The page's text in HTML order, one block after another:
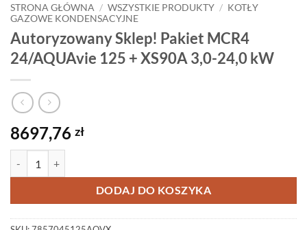
STRONA GŁÓWNA / WSZYSTKIE PRODUKTY / KOTŁY
GAZOWE KONDENSACYJNE
Autoryzowany Sklep! Pakiet MCR4
24/AQUAvie 125 + XS90A 3,0-24,0 kW
8697,76 zł
DODAJ DO KOSZYKA